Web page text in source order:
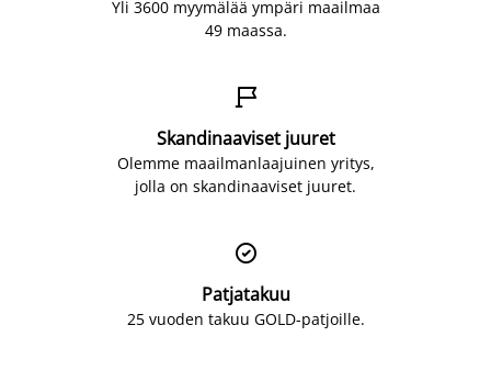
Yli 3600 myymälää ympäri maailmaa
49 maassa.

Skandinaaviset juuret
Olemme maailmanlaajuinen yritys,
jolla on skandinaaviset juuret.

Patjatakuu
25 vuoden takuu GOLD-patjoille.